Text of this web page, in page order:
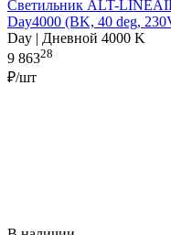
Светильник ALT-
Day4000 (BK, 40 deg,
Day | Дневной 4000 K
9 86328
₽/шт